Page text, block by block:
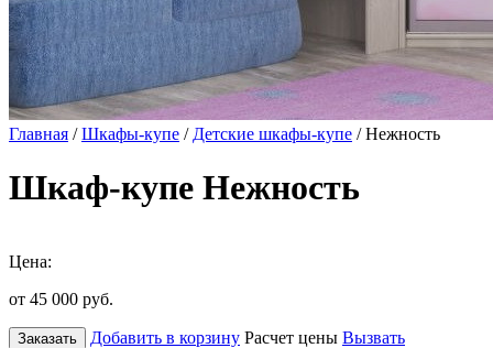
Главная /Шкафы-купе / Детские шкафы-купе / Нежность
Шкаф-купе Нежность
Цена:
от 45 000 руб.
Заказать Добавить в корзину Расчет цены Вызвать